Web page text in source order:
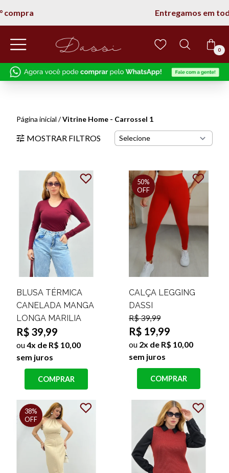
Entregamos em todo Brasil
0
Página inicial /Vitrine Home - Carrossel 1
MOSTRAR FILTROS
BLUSA TÉRMICA
CANELADA MANGA
LONGA MARILIA
R$ 39,99
ou4x de R$ 10,00
sem juros
COMPRAR
CALÇA LEGGING
DASSI
R$ 39,99
R$ 19,99
ou 2x de R$ 10,00
sem juros
50%
OFF
COMPRAR
38%
OFF
Cadastre_seeganhe 5% Offna
Concordo com os termos de Política de
Privacidade